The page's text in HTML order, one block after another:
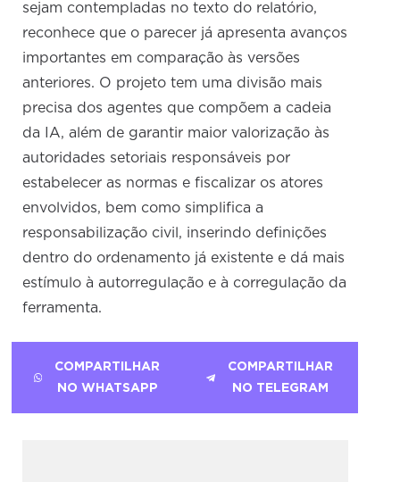
sejam contempladas no texto do relatório,
reconhece que o parecer já apresenta avanços
importantes em comparação às versões
anteriores. O projeto tem uma divisão mais
precisa dos agentes que compõem a cadeia
da IA, além de garantir maior valorização às
autoridades setoriais responsáveis por
estabelecer as normas e fiscalizar os atores
envolvidos, bem como simplifica a
responsabilização civil, inserindo definições
dentro do ordenamento já existente e dá mais
estímulo à autorregulação e à corregulação da
ferramenta.
COMPARTILHAR
NO WHATSAPP
COMPARTILHAR
NO TELEGRAM